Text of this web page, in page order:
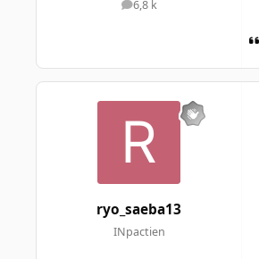
6,8 k
messages
ryo_saeba13
INpactien